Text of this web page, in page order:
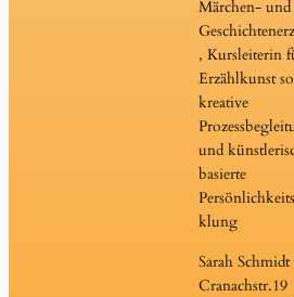
Märchen- und
, Kursleiterin
Erzählkunst
kreative
und
basierte
klung
Sarah Schmidt
Cranachstr.19